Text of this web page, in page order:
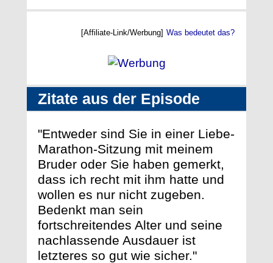
[Affiliate-Link/Werbung] Was bedeutet das?
Zitate aus der Episode
"Entweder sind Sie in einer Liebe-
Marathon-Sitzung mit meinem
Bruder oder Sie haben gemerkt,
dass ich recht mit ihm hatte und
wollen es nur nicht zugeben.
Bedenkt man sein
fortschreitendes Alter und seine
nachlassende Ausdauer ist
letzteres so gut wie sicher."